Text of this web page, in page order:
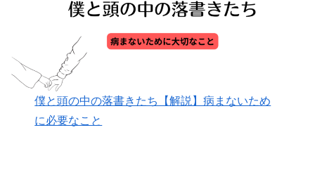
僕と頭の中の落書きたち【解説】病まないため
に必要なこと